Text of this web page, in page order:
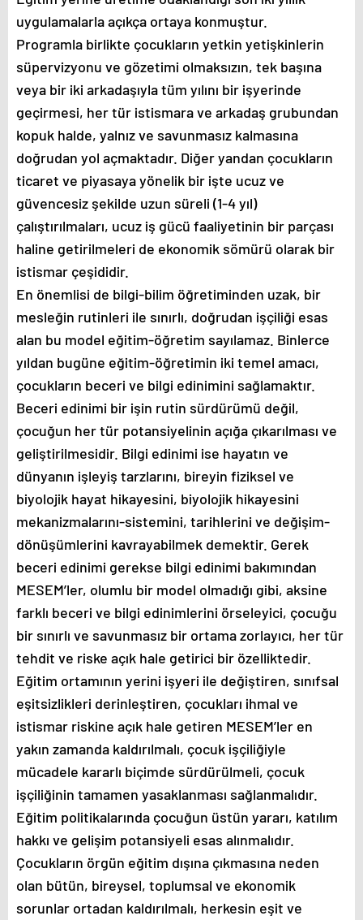
uygulamalarla açıkça ortaya konmuştur.
Programla birlikte çocukların yetkin yetişkinlerin
süpervizyonu ve gözetimi olmaksızın, tek başına
veya bir iki arkadaşıyla tüm yılını bir işyerinde
geçirmesi, her tür istismara ve arkadaş grubundan
kopuk halde, yalnız ve savunmasız kalmasına
doğrudan yol açmaktadır. Diğer yandan çocukların
ticaret ve piyasaya yönelik bir işte ucuz ve
güvencesiz şekilde uzun süreli (1-4 yıl)
çalıştırılmaları, ucuz iş gücü faaliyetinin bir parçası
haline getirilmeleri de ekonomik sömürü olarak bir
istismar çeşididir.
En önemlisi de bilgi-bilim öğretiminden uzak, bir
mesleğin rutinleri ile sınırlı, doğrudan işçiliği esas
alan bu model eğitim-öğretim sayılamaz. Binlerce
yıldan bugüne eğitim-öğretimin iki temel amacı,
çocukların beceri ve bilgi edinimini sağlamaktır.
Beceri edinimi bir işin rutin sürdürümü değil,
çocuğun her tür potansiyelinin açığa çıkarılması ve
geliştirilmesidir. Bilgi edinimi ise hayatın ve
dünyanın işleyiş tarzlarını, bireyin fiziksel ve
biyolojik hayat hikayesini, biyolojik hikayesini
mekanizmalarını-sistemini, tarihlerini ve değişim-
dönüşümlerini kavrayabilmek demektir. Gerek
beceri edinimi gerekse bilgi edinimi bakımından
MESEM’ler, olumlu bir model olmadığı gibi, aksine
farklı beceri ve bilgi edinimlerini örseleyici, çocuğu
bir sınırlı ve savunmasız bir ortama zorlayıcı, her tür
tehdit ve riske açık hale getirici bir özelliktedir.
Eğitim ortamının yerini işyeri ile değiştiren, sınıfsal
eşitsizlikleri derinleştiren, çocukları ihmal ve
istismar riskine açık hale getiren MESEM’ler en
yakın zamanda kaldırılmalı, çocuk işçiliğiyle
mücadele kararlı biçimde sürdürülmeli, çocuk
işçiliğinin tamamen yasaklanması sağlanmalıdır.
Eğitim politikalarında çocuğun üstün yararı, katılım
hakkı ve gelişim potansiyeli esas alınmalıdır.
Çocukların örgün eğitim dışına çıkmasına neden
olan bütün, bireysel, toplumsal ve ekonomik
sorunlar ortadan kaldırılmalı, herkesin eşit ve